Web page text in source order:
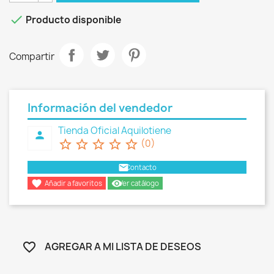
 Producto disponible
Compartir
Información del vendedor
person Tienda Oficial Aquilotiene
star_border star_border star_border star_border star_border (0)
emailContacto
 Añadir a favoritos remove_red_eyeVer catálogo
favorite_border AGREGAR A MI LISTA DE DESEOS